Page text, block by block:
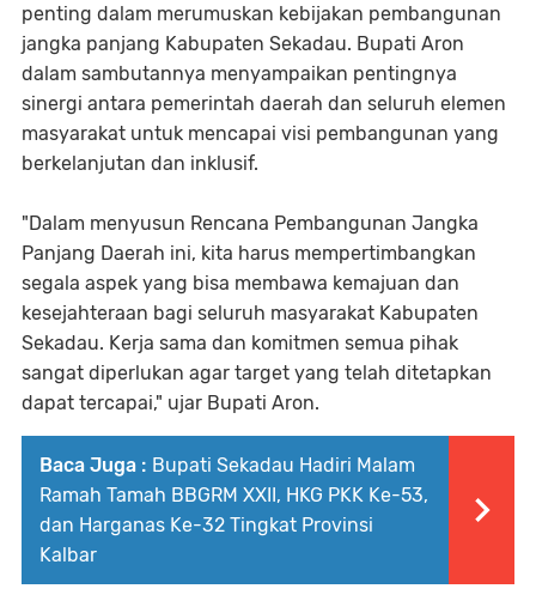
penting dalam merumuskan kebijakan pembangunan
jangka panjang Kabupaten Sekadau. Bupati Aron
dalam sambutannya menyampaikan pentingnya
sinergi antara pemerintah daerah dan seluruh elemen
masyarakat untuk mencapai visi pembangunan yang
berkelanjutan dan inklusif.
"Dalam menyusun Rencana Pembangunan Jangka
Panjang Daerah ini, kita harus mempertimbangkan
segala aspek yang bisa membawa kemajuan dan
kesejahteraan bagi seluruh masyarakat Kabupaten
Sekadau. Kerja sama dan komitmen semua pihak
sangat diperlukan agar target yang telah ditetapkan
dapat tercapai," ujar Bupati Aron.
Baca Juga : Bupati Sekadau Hadiri Malam
Ramah Tamah BBGRM XXII, HKG PKK Ke-53,
dan Harganas Ke-32 Tingkat Provinsi
Kalbar